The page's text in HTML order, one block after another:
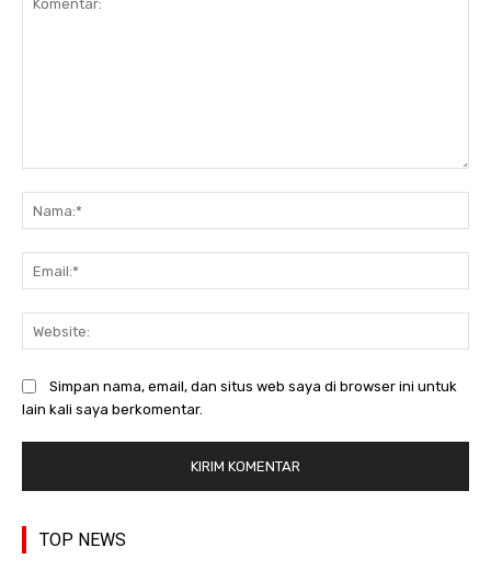
Simpan nama, email, dan situs web saya di browser ini untuk
lain kali saya berkomentar.
TOP NEWS